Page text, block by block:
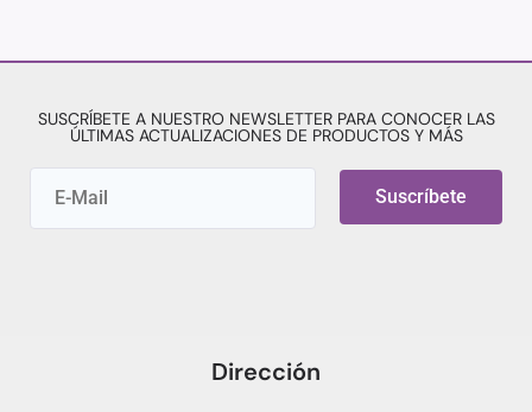
SUSCRÍBETE A NUESTRO NEWSLETTER PARA CONOCER LAS
ÚLTIMAS ACTUALIZACIONES DE PRODUCTOS Y MÁS
Suscríbete
Dirección